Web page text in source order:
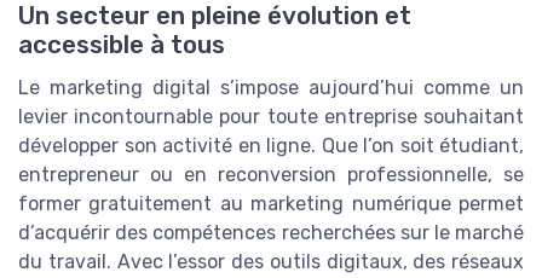
Un secteur en pleine évolution et
accessible à tous
Le marketing digital s’impose aujourd’hui comme un
levier incontournable pour toute entreprise souhaitant
développer son activité en ligne. Que l’on soit étudiant,
entrepreneur ou en reconversion professionnelle, se
former gratuitement au marketing numérique permet
d’acquérir des compétences recherchées sur le marché
du travail. Avec l’essor des outils digitaux, des réseaux